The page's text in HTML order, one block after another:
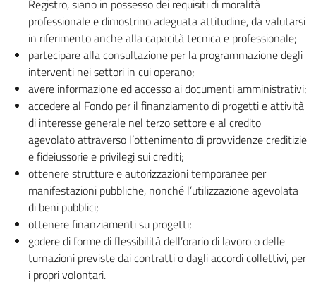
Registro, siano in possesso dei requisiti di moralità
professionale e dimostrino adeguata attitudine, da valutarsi
in riferimento anche alla capacità tecnica e professionale;
partecipare alla consultazione per la programmazione degli
interventi nei settori in cui operano;
avere informazione ed accesso ai documenti amministrativi;
accedere al Fondo per il finanziamento di progetti e attività
di interesse generale nel terzo settore e al credito
agevolato attraverso l’ottenimento di provvidenze creditizie
e fideiussorie e privilegi sui crediti;
ottenere strutture e autorizzazioni temporanee per
manifestazioni pubbliche, nonché l’utilizzazione agevolata
di beni pubblici;
ottenere finanziamenti su progetti;
godere di forme di flessibilità dell’orario di lavoro o delle
turnazioni previste dai contratti o dagli accordi collettivi, per
i propri volontari.